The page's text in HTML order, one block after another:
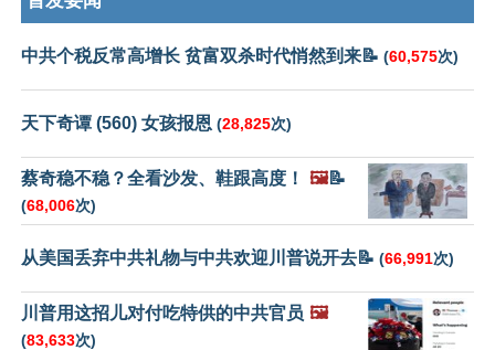
中共个税反常高增长 贫富双杀时代悄然到来📝 (60,575次)
天下奇谭 (560) 女孩报恩 (28,825次)
蔡奇稳不稳？全看沙发、鞋跟高度！ 🖼️📝
(68,006次)
从美国丢弃中共礼物与中共欢迎川普说开去📝 (66,991次)
川普用这招儿对付吃特供的中共官员 🖼️
(83,633次)